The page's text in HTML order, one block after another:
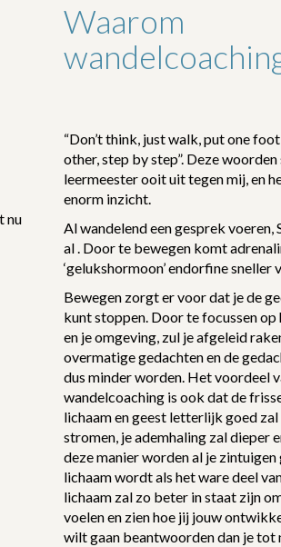
nu
Waarom
“Don’t think, just walk, put one
other, step by step”. Deze
leermeester ooit uit tegen mij, en
enorm inzicht.
Al wandelend een gesprek voeren,
al . Door te bewegen komt
‘gelukshormoon’ endorfine sneller
Bewegen zorgt er voor dat je de
kunt stoppen. Door te focussen
en je omgeving, zul je afgeleid
overmatige gedachten en de
dus minder worden. Het voordeel
wandelcoaching is ook dat de
lichaam en geest letterlijk goed zal
stromen, je ademhaling zal dieper
deze manier worden al je
lichaam wordt als het ware deel
lichaam zal zo beter in staat zijn
voelen en zien hoe jij jouw
wilt gaan beantwoorden dan je tot